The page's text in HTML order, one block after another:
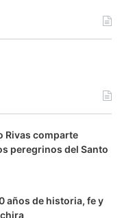
Rivas comparte
peregrinos del Santo
años de historia, fe y